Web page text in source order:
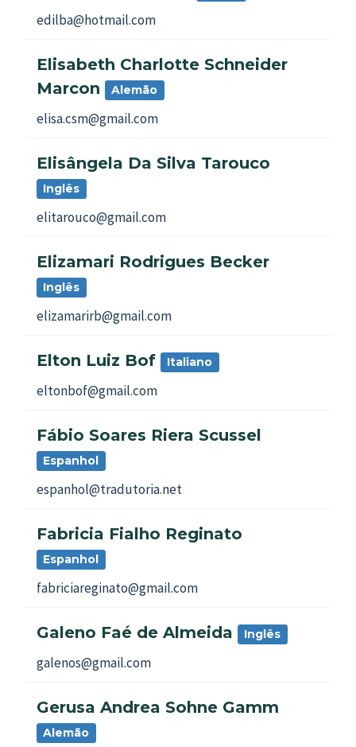
edilba@hotmail.com
Elisabeth Charlotte Schneider
Marcon
Alemão
elisa.csm@gmail.com
Elisângela Da Silva Tarouco
Inglês
elitarouco@gmail.com
Elizamari Rodrigues Becker
Inglês
elizamarirb@gmail.com
Elton Luiz Bof Italiano
eltonbof@gmail.com
Fábio Soares Riera Scussel
Espanhol
espanhol@tradutoria.net
Fabricia Fialho Reginato
Espanhol
fabriciareginato@gmail.com
Galeno Faé de Almeida Inglês
galenos@gmail.com
Gerusa Andrea Sohne Gamm
Alemão